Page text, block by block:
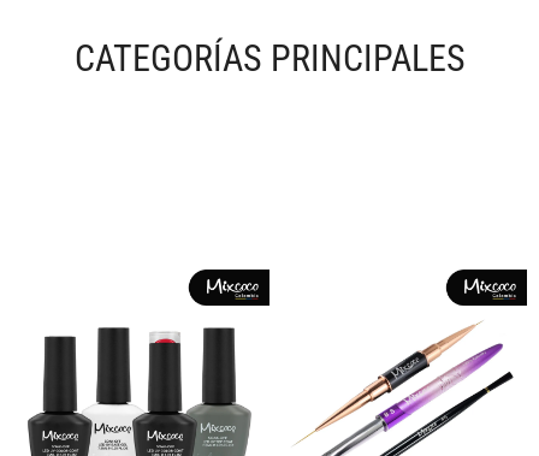
CATEGORÍAS PRINCIPALES